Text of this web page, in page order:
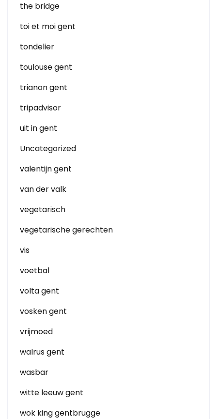
the bridge
toi et moi gent
tondelier
toulouse gent
trianon gent
tripadvisor
uit in gent
Uncategorized
valentijn gent
van der valk
vegetarisch
vegetarische gerechten
vis
voetbal
volta gent
vosken gent
vrijmoed
walrus gent
wasbar
witte leeuw gent
wok king gentbrugge